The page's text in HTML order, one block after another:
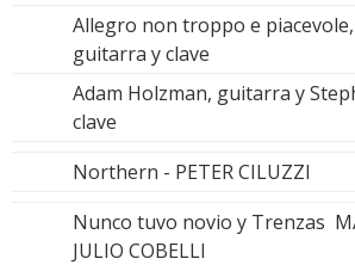
Allegro non troppo e
guitarra y clave
Adam Holzman, guitarra y
clave
Northern - PETER CILUZZI
Nunco tuvo novio y Trenzas
JULIO COBELLI